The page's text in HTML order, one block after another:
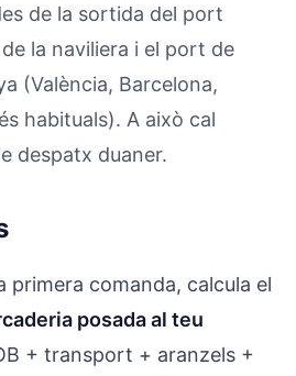
de la sortida del port
la naviliera i el port de
(València, Barcelona,
habituals). A això cal
despatx duaner.
primera comanda, calcula el
posada al teu
+ transport + aranzels +